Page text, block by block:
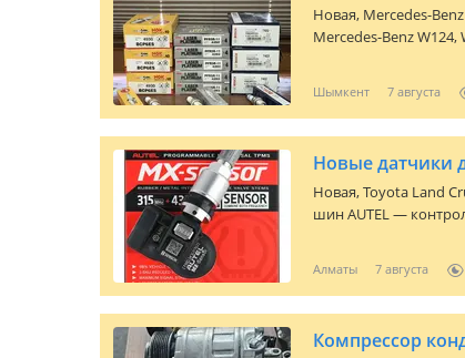
Новая, Mercedes-
Mercedes-Benz W124,
до 18: 00
Шымкент 7 августа
Новые датчики
Новая,Toyota Land
шин AUTEL —
вся информация
автомобилей Не жди, пока загорится ошибка — контролируй
Алматы 7 августа
Компрессор